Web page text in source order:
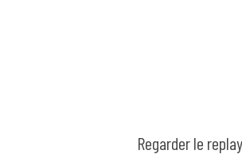
Regarder le